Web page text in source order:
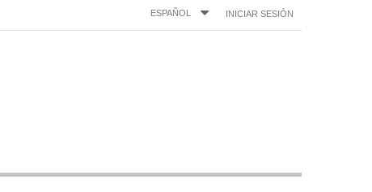
INICIAR SESIÓN
ESPAÑOL